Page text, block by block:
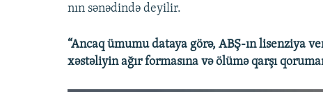
nın sənədində deyilir.
“Ancaq ümumu dataya görə, ABŞ-ın lisenziya
xəstəliyin ağır formasına və ölümə qarşı